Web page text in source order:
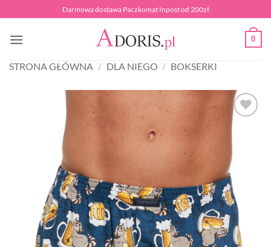
do
zawartości
Darmowa dostawa Paczkomat Inpost od 200zł
0
STRONA GŁÓWNA / DLA NIEGO / BOKSERKI